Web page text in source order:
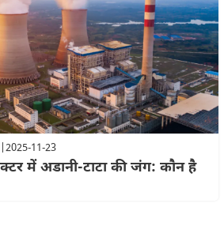
2025-11-23
में अडानी-टाटा की जंग: कौन है